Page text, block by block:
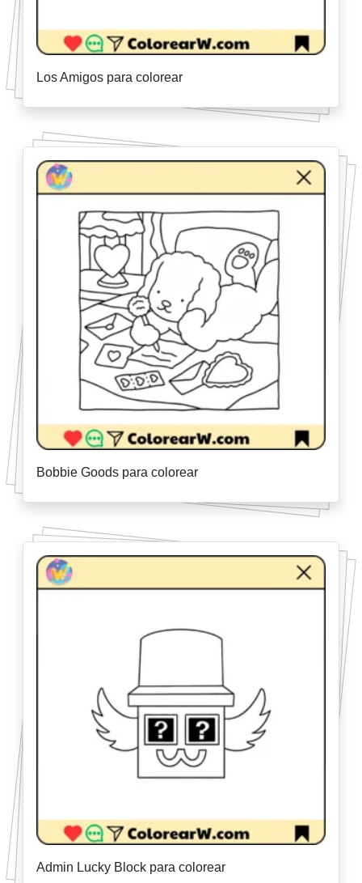
Los Amigos para colorear
Bobbie Goods para colorear
Admin Lucky Block para colorear